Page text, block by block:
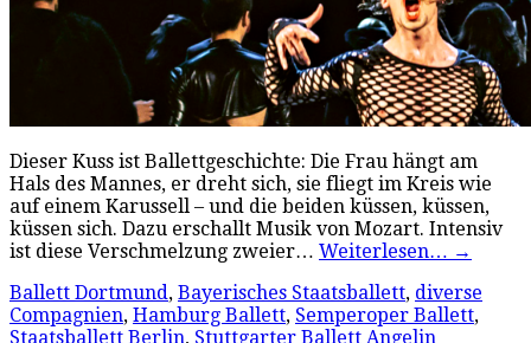
Dieser Kuss ist Ballettgeschichte: Die Frau hängt am
Hals des Mannes, er dreht sich, sie fliegt im Kreis wie
auf einem Karussell – und die beiden küssen, küssen,
küssen sich. Dazu erschallt Musik von Mozart. Intensiv
ist diese Verschmelzung zweier… Weiterlesen… →
Ballett Dortmund, Bayerisches Staatsballett, diverse
Compagnien, Hamburg Ballett, Semperoper Ballett,
Staatsballett Berlin, Stuttgarter Ballett Angelin